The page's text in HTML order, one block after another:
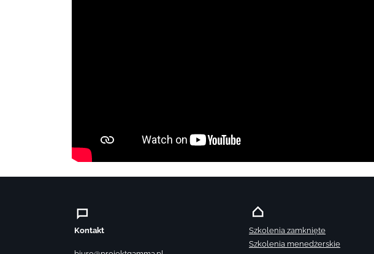
Kontakt
Szkolenia zamknięte
Szkolenia menedżerskie